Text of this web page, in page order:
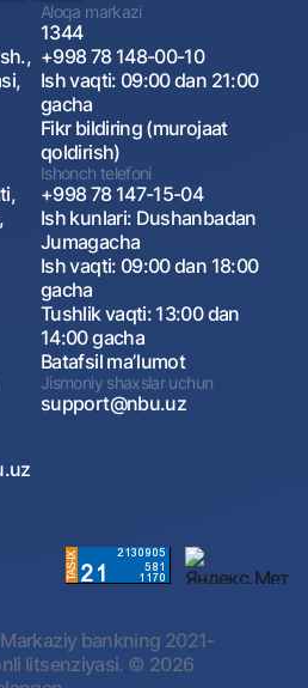
Aloqa markazi
1344
+998 78 148-00-10
Ish vaqti: 09:00 dan 21:00
gacha
Fikr bildiring (murojaat
qoldirish)
Ishonch telefoni
+998 78 147-15-04
Ish kunlari: Dushanbadan
Jumagacha
Ish vaqti: 09:00 dan 18:00
gacha
Tushlik vaqti: 13:00 dan
14:00 gacha
Batafsil maʼlumot
Jismoniy shaxslar uchun
support@nbu.uz
Markaziy bankning 2021-
litsenziyasi. © 2026